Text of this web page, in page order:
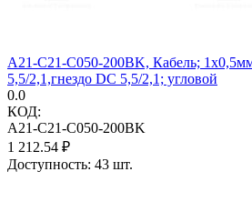
A21-C21-C050-200BK, Кабель;
5,5/2,1,гнездо DC 5,5/2,1; угловой
0.0
КОД:
A21-C21-C050-200BK
1 212.54 ₽
Доступность: 43 шт.